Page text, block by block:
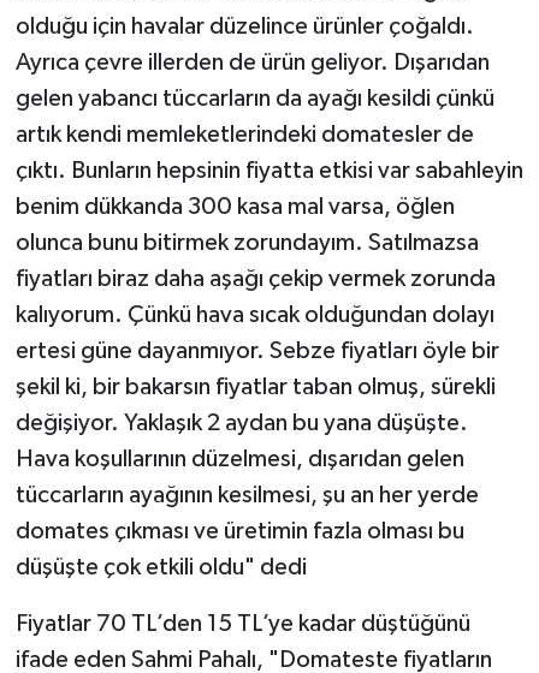
olduğu için havalar düzelince ürünler çoğaldı.
Ayrıca çevre illerden de ürün geliyor. Dışarıdan
gelen yabancı tüccarların da ayağı kesildi çünkü
artık kendi memleketlerindeki domatesler de
çıktı. Bunların hepsinin fiyatta etkisi var sabahleyin
benim dükkanda 300 kasa mal varsa, öğlen
olunca bunu bitirmek zorundayım. Satılmazsa
fiyatları biraz daha aşağı çekip vermek zorunda
kalıyorum. Çünkü hava sıcak olduğundan dolayı
ertesi güne dayanmıyor. Sebze fiyatları öyle bir
şekil ki, bir bakarsın fiyatlar taban olmuş, sürekli
değişiyor. Yaklaşık 2 aydan bu yana düşüşte.
Hava koşullarının düzelmesi, dışarıdan gelen
tüccarların ayağının kesilmesi, şu an her yerde
domates çıkması ve üretimin fazla olması bu
düşüşte çok etkili oldu" dedi
Fiyatlar 70 TL’den 15 TL’ye kadar düştüğünü
ifade eden Sahmi Pahalı, "Domateste fiyatların